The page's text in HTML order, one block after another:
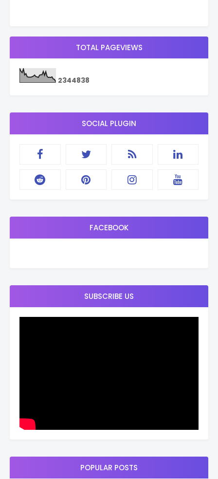
TOTAL PAGEVIEWS
2344838
SOCIAL PLUGIN
FACEBOOK
SUBSCRIBE US
POPULAR POSTS